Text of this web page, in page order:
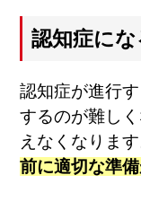
認知症に
認知症が進行
するのが難し
えなくなりま
前に適切な準